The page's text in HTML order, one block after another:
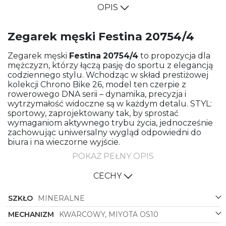
OPIS
Zegarek męski Festina 20754/4
Zegarek męski Festina 20754/4 to propozycja dla
mężczyzn, którzy łączą pasję do sportu z elegancją
codziennego stylu. Wchodząc w skład prestiżowej
kolekcji Chrono Bike 26, model ten czerpie z
rowerowego DNA serii – dynamika, precyzja i
wytrzymałość widoczne są w każdym detalu. STYL:
sportowy, zaprojektowany tak, by sprostać
wymaganiom aktywnego trybu życia, jednocześnie
zachowując uniwersalny wygląd odpowiedni do
biura i na wieczorne wyjście.
Koperta zegarka wykonana jest ze stali, co zapewnia
KSZTAŁT KOPERTY: okrągły – klasyczna forma, która
granatowy z stalowym wykończeniem, tworząc
wyrafinowane, nowoczesne zestawienie barw, które
przyciąga wzrok, nie krzycząc o uwagę. TARCZA
prezentuje głęboki odcień granatu/niebieskiego, co
POKAŻ PEŁNY OPIS
CECHY
SZKŁO
MINERALNE
MECHANIZM
KWARCOWY, MIYOTA OS10